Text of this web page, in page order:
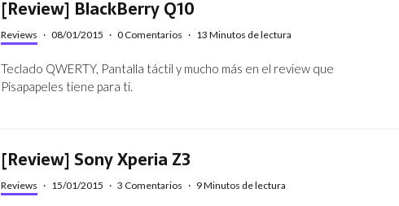
[Review] BlackBerry Q10
Reviews · 08/01/2015 · 0 Comentarios · 13 Minutos de lectura
Teclado QWERTY, Pantalla táctil y mucho más en el review que
Pisapapeles tiene para ti.
[Review] Sony Xperia Z3
Reviews · 15/01/2015 · 3 Comentarios · 9 Minutos de lectura